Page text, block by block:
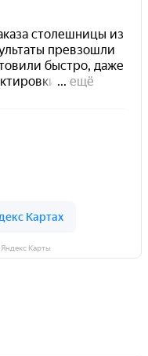
Карты